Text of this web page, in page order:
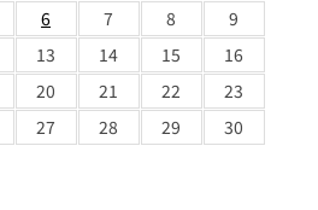
6 7 8
9
13 14 15
16
20 21 22
23
27 28 29
30